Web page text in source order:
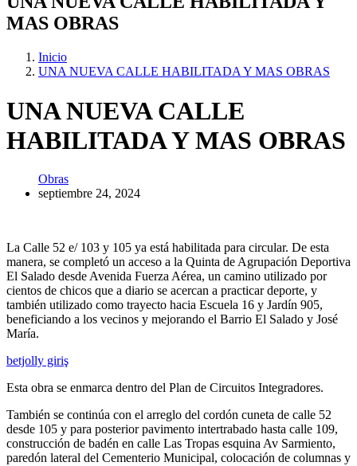
MAS OBRAS
Inicio
UNA NUEVA CALLE HABILITADA Y MAS OBRAS
UNA NUEVA CALLE
HABILITADA Y MAS OBRAS
Obras
septiembre 24, 2024
La Calle 52 e/ 103 y 105 ya está habilitada para circular. De esta
manera, se completó un acceso a la Quinta de Agrupación Deportiva
El Salado desde Avenida Fuerza Aérea, un camino utilizado por
cientos de chicos que a diario se acercan a practicar deporte, y
también utilizado como trayecto hacia Escuela 16 y Jardín 905,
beneficiando a los vecinos y mejorando el Barrio El Salado y José
María.
betjolly giriş
Esta obra se enmarca dentro del Plan de Circuitos Integradores.
También se continúa con el arreglo del cordón cuneta de calle 52
desde 105 y para posterior pavimento intertrabado hasta calle 109,
construcción de badén en calle Las Tropas esquina Av Sarmiento,
paredón lateral del Cementerio Municipal, colocación de columnas y